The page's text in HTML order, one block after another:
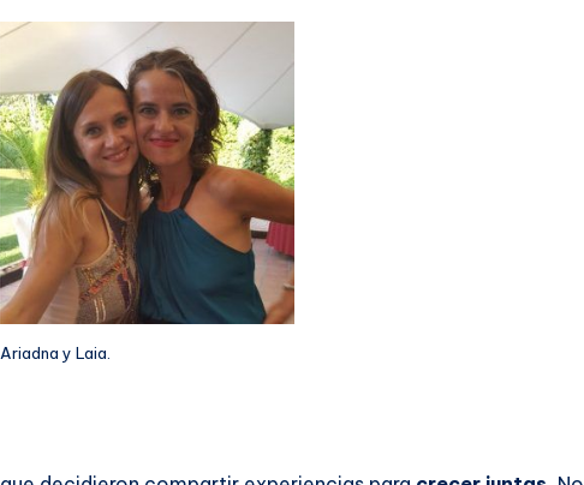
Ariadna y Laia.